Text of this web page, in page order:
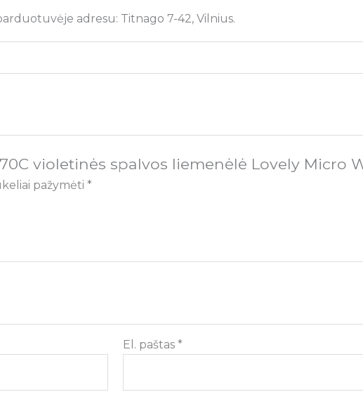
adresu: Titnago 7-42, Vilnius.
violetinės spalvos liemenėlė Lovely Micro
pažymėti *
El. paštas *